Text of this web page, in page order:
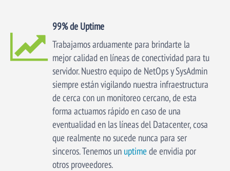
99% de Uptime
Trabajamos arduamente para brindarte la
mejor calidad en líneas de conectividad para tu
servidor. Nuestro equipo de NetOps y SysAdmin
siempre están vigilando nuestra infraestructura
de cerca con un monitoreo cercano, de esta
forma actuamos rápido en caso de una
eventualidad en las líneas del Datacenter, cosa
que realmente no sucede nunca para ser
sinceros. Tenemos un uptime de envidia por
otros proveedores.